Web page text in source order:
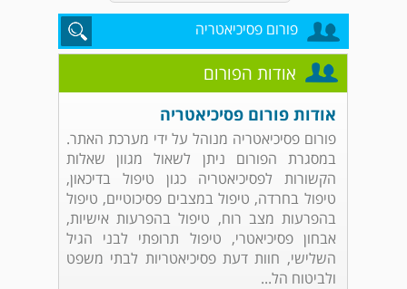
פורום פסיכיאטריה
אודות הפורום
אודות פורום פסיכיאטריה
פורום פסיכיאטריה מנוהל על ידי מערכת האתר.
במסגרת הפורום ניתן לשאול מגוון שאלות
הקשורות לפסיכיאטריה כגון טיפול בדיכאון,
טיפול בחרדה, טיפול במצבים פסיכוטיים, טיפול
בהפרעות מצב רוח, טיפול בהפרעות אישיות,
אבחון פסיכיאטרי, טיפול תרופתי לבני הגיל
השלישי, חוות דעת פסיכיאטריות לבתי משפט
ולביטוח הל...